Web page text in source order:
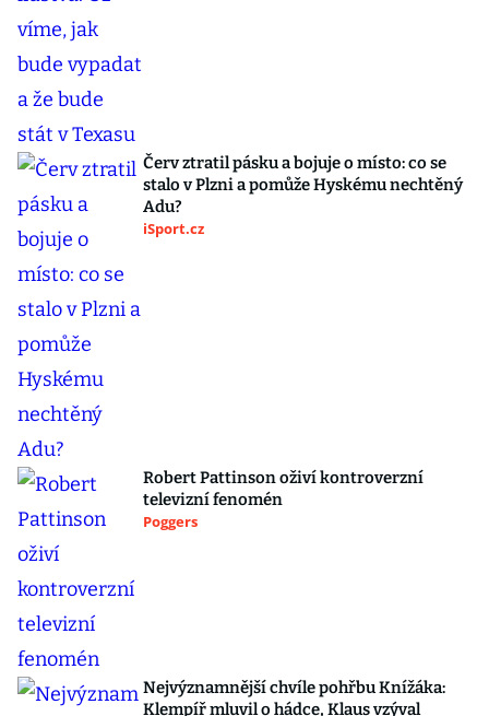
Červ ztratil pásku a bojuje o místo: co se
stalo v Plzni a pomůže Hyskému nechtěný
Adu?
iSport.cz
Robert Pattinson oživí kontroverzní
televizní fenomén
Poggers
Nejvýznamnější chvíle pohřbu Knížáka:
Klempíř mluvil o hádce, Klaus vzýval